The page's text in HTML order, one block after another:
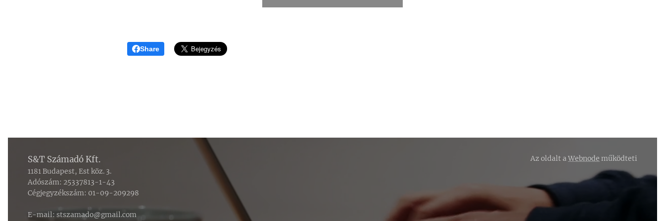
Share
S&T Számadó Kft.
1181 Budapest, Est köz. 3.
Adószám: 25337813-1-43
Cégjegyzékszám: 01-09-209298
E-mail: stszamado@gmail.com
Az oldalt aWebnode működteti